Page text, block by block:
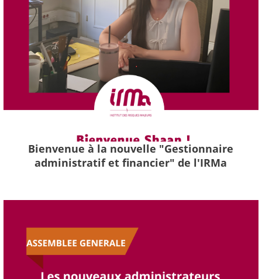
Bienvenue à la nouvelle "Gestionnaire
administratif et financier" de l'IRMa